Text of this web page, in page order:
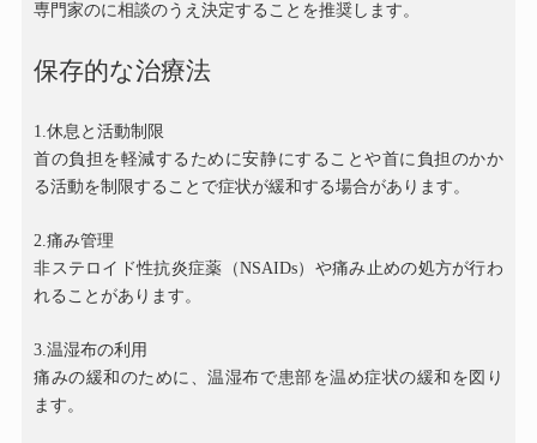
専門家のに相談のうえ決定することを推奨します。
保存的な治療法
1.休息と活動制限
首の負担を軽減するために安静にすることや首に負担のかか
る活動を制限することで症状が緩和する場合があります。
2.痛み管理
非ステロイド性抗炎症薬（NSAIDs）や痛み止めの処方が行わ
れることがあります。
3.温湿布の利用
痛みの緩和のために、温湿布で患部を温め症状の緩和を図り
ます。